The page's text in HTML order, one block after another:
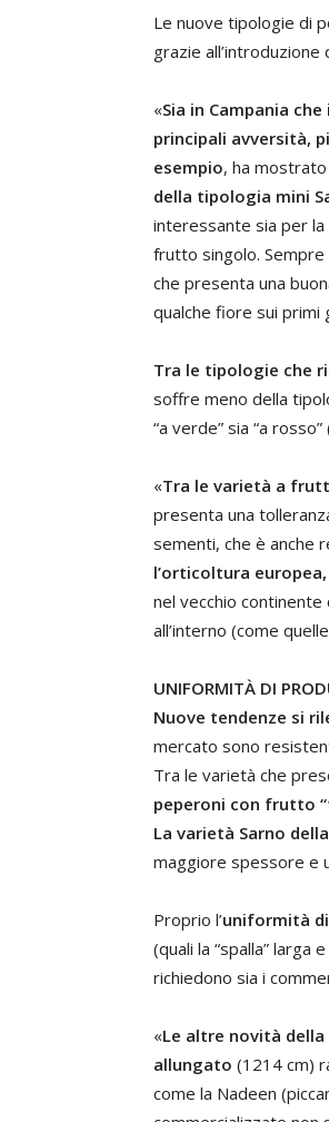
Le nuove tipologie di
grazie
«Sia in Campania che
principali avversità,
esempio, ha
della tipologia mini
interessante sia per
frutto singolo. Sempre
che presenta una
qualche fiore sui primi
Tra le tipologie che
soffre meno della
“a verde” sia “a
«Tra le varietà a
presenta una
sementi, che è anche
l’orticoltura
nel vecchio
all’interno (come
UNIFORMITÀ DI
Nuove tendenze si
mercato sono
Tra le varietà che
peperoni con frutto
La varietà Sarno
maggiore spessore e
Proprio l’uniformità
(quali la “spalla”
richiedono sia i
«Le altre novità
allungato (1214 cm)
come la Nadeen